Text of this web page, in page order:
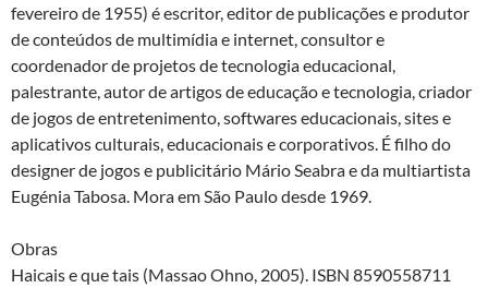
fevereiro de 1955) é escritor, editor de publicações e produtor
de conteúdos de multimídia e internet, consultor e
coordenador de projetos de tecnologia educacional,
palestrante, autor de artigos de educação e tecnologia, criador
de jogos de entretenimento, softwares educacionais, sites e
aplicativos culturais, educacionais e corporativos. É filho do
designer de jogos e publicitário Mário Seabra e da multiartista
Eugénia Tabosa. Mora em São Paulo desde 1969.
Obras
Haicais e que tais (Massao Ohno, 2005). ISBN 8590558711